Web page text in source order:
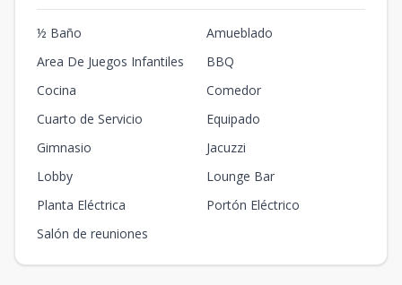
½ Baño
Amueblado
Area De Juegos Infantiles
BBQ
Cocina
Comedor
Cuarto de Servicio
Equipado
Gimnasio
Jacuzzi
Lobby
Lounge Bar
Planta Eléctrica
Portón Eléctrico
Salón de reuniones